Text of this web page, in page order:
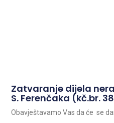
Zatvaranje dijela
S. Ferenčaka (kč.br.
Obavještavamo Vas da će se